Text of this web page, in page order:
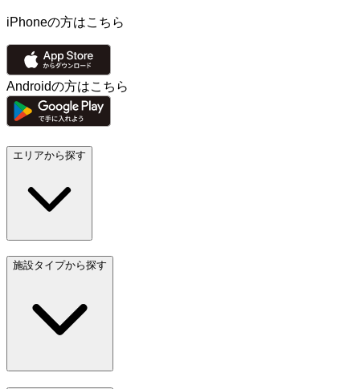
iPhoneの方はこちら
Androidの方はこちら
エリアから探す
施設タイプから探す